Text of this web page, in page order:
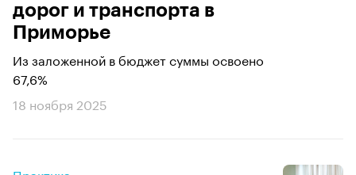
дорог и транспорта в
Приморье
Из заложенной в бюджет суммы освоено
67,6%
18 ноября 2025